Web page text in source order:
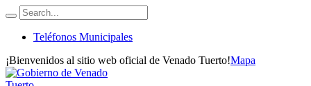
Teléfonos Municipales
¡Bienvenidos al sitio web oficial de Venado Tuerto!Mapa